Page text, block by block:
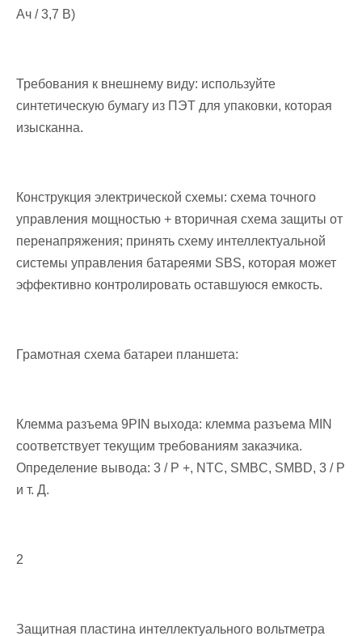
Ач / 3,7 В)
Требования к внешнему виду: используйте
синтетическую бумагу из ПЭТ для упаковки, которая
изысканна.
Конструкция электрической схемы: схема точного
управления мощностью + вторичная схема защиты от
перенапряжения; принять схему интеллектуальной
системы управления батареями SBS, которая может
эффективно контролировать оставшуюся емкость.
Грамотная схема батареи планшета:
Клемма разъема 9PIN выхода: клемма разъема MIN
соответствует текущим требованиям заказчика.
Определение вывода: 3 / P +, NTC, SMBC, SMBD, 3 / P
и т. Д.
2
Защитная пластина интеллектуального вольтметра